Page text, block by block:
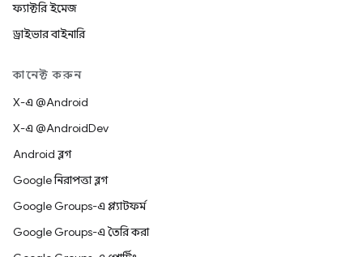
ফ্যাক্টরি ইমেজ
ড্রাইভার বাইনারি
কানেক্ট করুন
X-এ @Android
X-এ @AndroidDev
Android ব্লগ
Google নিরাপত্তা ব্লগ
Google Groups-এ প্ল্যাটফর্ম
Google Groups-এ তৈরি করা